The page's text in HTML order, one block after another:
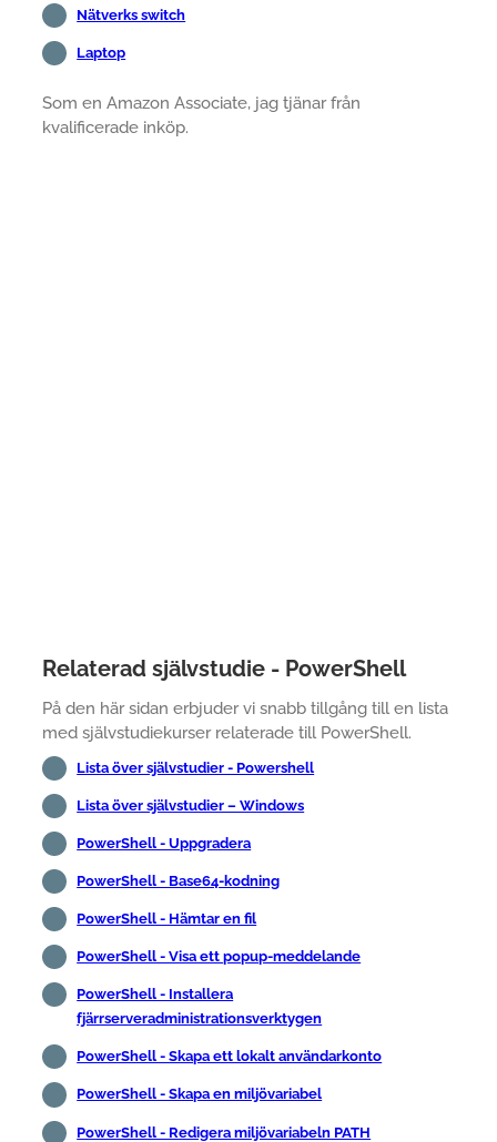
Nätverks switch
Laptop
Som en Amazon Associate, jag tjänar från
kvalificerade inköp.
Relaterad självstudie - PowerShell
På den här sidan erbjuder vi snabb tillgång till en lista
med självstudiekurser relaterade till PowerShell.
Lista över självstudier - Powershell
Lista över självstudier – Windows
PowerShell - Uppgradera
PowerShell - Base64-kodning
PowerShell - Hämtar en fil
PowerShell - Visa ett popup-meddelande
PowerShell - Installera
fjärrserveradministrationsverktygen
PowerShell - Skapa ett lokalt användarkonto
PowerShell - Skapa en miljövariabel
PowerShell - Redigera miljövariabeln PATH